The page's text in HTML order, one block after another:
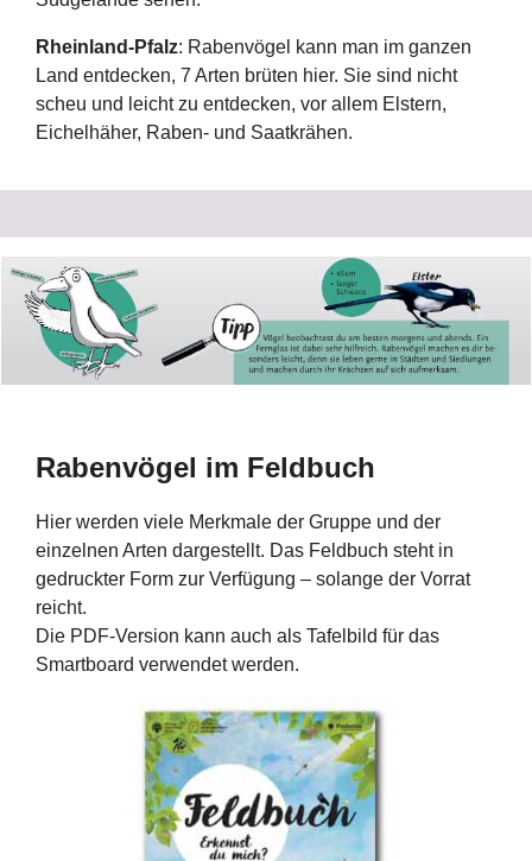
Rheinland-Pfalz: Rabenvögel kann man im ganzen
Land entdecken, 7 Arten brüten hier. Sie sind nicht
scheu und leicht zu entdecken, vor allem Elstern,
Eichelhäher, Raben- und Saatkrähen.
Rabenvögel im Feldbuch
Hier werden viele Merkmale der Gruppe und der
einzelnen Arten dargestellt. Das Feldbuch steht in
gedruckter Form zur Verfügung – solange der Vorrat
reicht.
Die PDF-Version kann auch als Tafelbild für das
Smartboard verwendet werden.